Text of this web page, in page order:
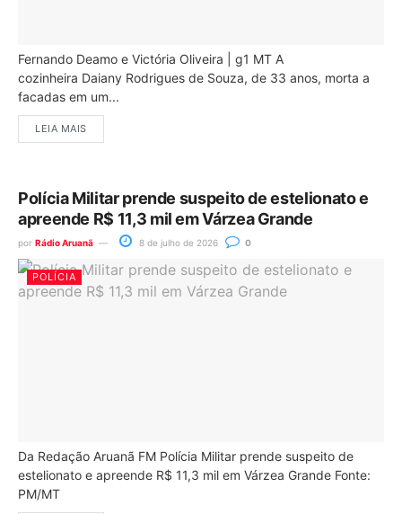
Fernando Deamo e Victória Oliveira | g1 MT A
cozinheira Daiany Rodrigues de Souza, de 33 anos, morta a
facadas em um...
LEIA MAIS
Polícia Militar prende suspeito de estelionato e
apreende R$ 11,3 mil em Várzea Grande
por Rádio Aruanã 8 de julho de 2026 0
POLÍCIA
Da Redação Aruanã FM Polícia Militar prende suspeito de
estelionato e apreende R$ 11,3 mil em Várzea Grande Fonte:
PM/MT